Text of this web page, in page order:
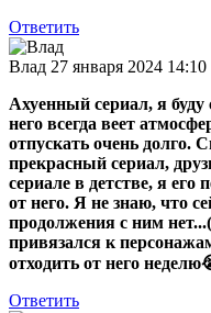
Ответить
Влад 27 января 2024 14:10
Ахуенный сериал, я буду
него всегда веет
отпускать очень долго.
прекрасный сериал,
сериале в детстве, я его
от него. Я не знаю, что
продолжения с ним
привязался к
отходить от него
Ответить